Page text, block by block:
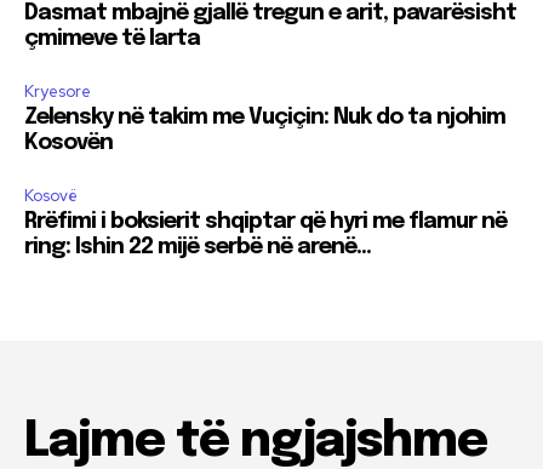
Dasmat mbajnë gjallë tregun e arit, pavarësisht
çmimeve të larta
Kryesore
Zelensky në takim me Vuçiçin: Nuk do ta njohim
Kosovën
Kosovë
Rrëfimi i boksierit shqiptar që hyri me flamur në
ring: Ishin 22 mijë serbë në arenë…
Lajme të ngjajshme